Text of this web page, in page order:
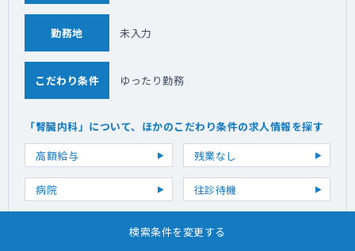
検索条件を変更する
勤務地 未入力
こだわり条件 ゆったり勤務
「腎臓内科」について、ほかのこだわり条件の求人情報を探す
高額給与
残業なし
病院 往診待機